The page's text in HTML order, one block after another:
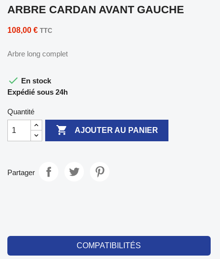
ARBRE CARDAN AVANT GAUCHE
108,00 € TTC
Arbre long complet
 En stock
Expédié sous 24h
Quantité
 AJOUTER AU PANIER
Partager
COMPATIBILITÉS